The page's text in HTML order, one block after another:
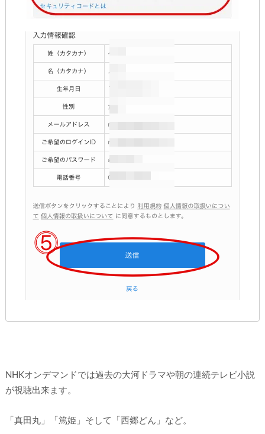
NHKオンデマンドでは過去の大河ドラマや朝の連続テレビ小説
が視聴出来ます。
「真田丸」「篤姫」そして「西郷どん」など。